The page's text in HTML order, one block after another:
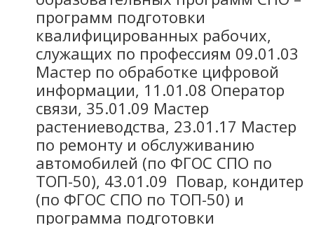
программ подготовки
квалифицированных рабочих,
служащих по профессиям 09.01.03
Мастер по обработке цифровой
информации, 11.01.08 Оператор
связи, 35.01.09 Мастер
растениеводства, 23.01.17 Мастер
по ремонту и обслуживанию
автомобилей (по ФГОС СПО по
ТОП-50), 43.01.09 Повар, кондитер
(по ФГОС СПО по ТОП-50) и
программа подготовки